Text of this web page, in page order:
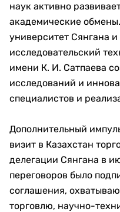
наук активно
академические
университет Сянгана
исследовательский
имени К. И. Сатпаева
исследований и
специалистов и
Дополнительный
визит в Казахстан
делегации Сянгана в
переговоров было
соглашения,
торговлю, научно-